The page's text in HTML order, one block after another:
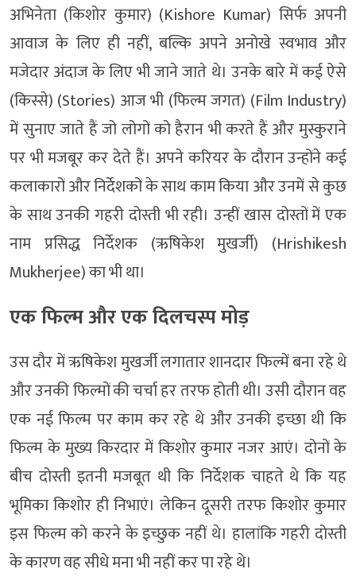
अभिनेता (किशोर कुमार) (Kishore Kumar) सिर्फ अपनी
आवाज के लिए ही नहीं, बल्कि अपने अनोखे स्वभाव और
मजेदार अंदाज के लिए भी जाने जाते थे। उनके बारे में कई ऐसे
(किस्से) (Stories) आज भी (फिल्म जगत) (Film Industry)
में सुनाए जाते हैं जो लोगों को हैरान भी करते हैं और मुस्कुराने
पर भी मजबूर कर देते हैं। अपने करियर के दौरान उन्होंने कई
कलाकारों और निर्देशकों के साथ काम किया और उनमें से कुछ
के साथ उनकी गहरी दोस्ती भी रही। उन्हीं खास दोस्तों में एक
नाम प्रसिद्ध निर्देशक (ऋषिकेश मुखर्जी) (Hrishikesh
Mukherjee) का भी था।
एक फिल्म और एक दिलचस्प मोड़
उस दौर में ऋषिकेश मुखर्जी लगातार शानदार फिल्में बना रहे थे
और उनकी फिल्मों की चर्चा हर तरफ होती थी। उसी दौरान वह
एक नई फिल्म पर काम कर रहे थे और उनकी इच्छा थी कि
फिल्म के मुख्य किरदार में किशोर कुमार नजर आएं। दोनों के
बीच दोस्ती इतनी मजबूत थी कि निर्देशक चाहते थे कि यह
भूमिका किशोर ही निभाएं। लेकिन दूसरी तरफ किशोर कुमार
इस फिल्म को करने के इच्छुक नहीं थे। हालांकि गहरी दोस्ती
के कारण वह सीधे मना भी नहीं कर पा रहे थे।